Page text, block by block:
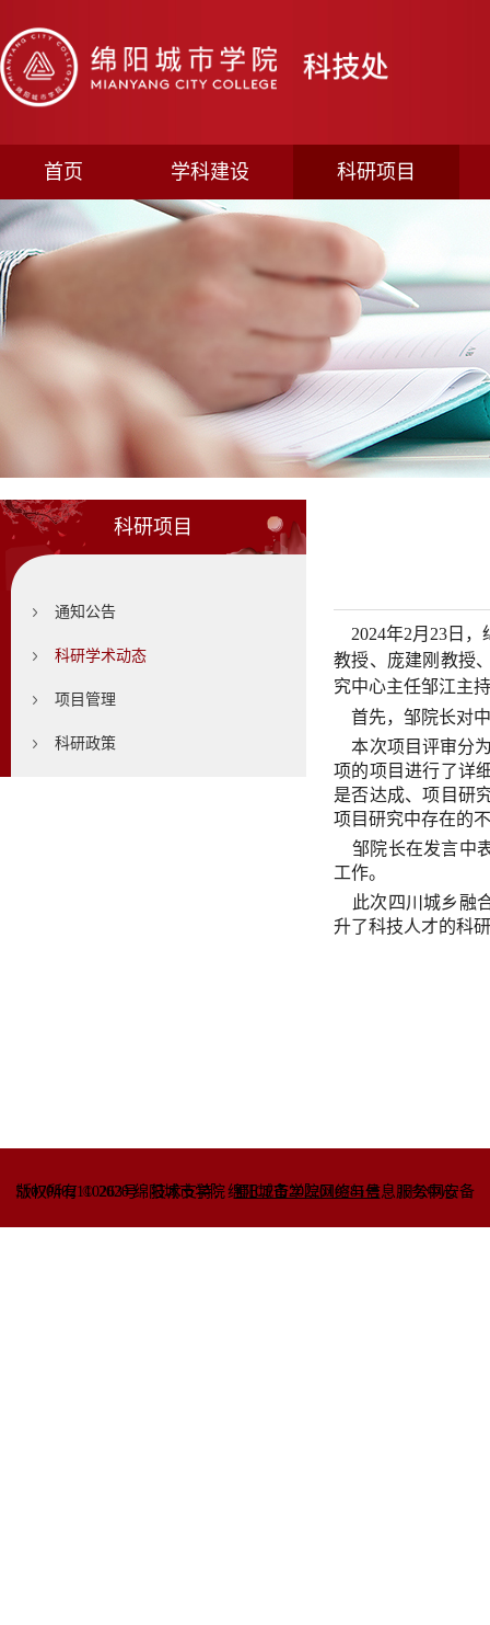
首页 学科建设 科研项目
科研项目
通知公告
科研学术动态
项目管理
科研政策
2024年2月23日，
教授、庞建刚教授
究中心主任邹江主
首先，邹院长对中
本次项目评审分
项的项目进行了详
是否达成、项目研
项目研究中存在的
邹院长在发言中
工作。
此次四川城乡融
升了科技人才的科
版权所有 © 2020 绵阳城市学院蜀ICP备2022010781号 川公网安备
51070402110263号技术支持：绵阳城市学院网络与信息服务中心